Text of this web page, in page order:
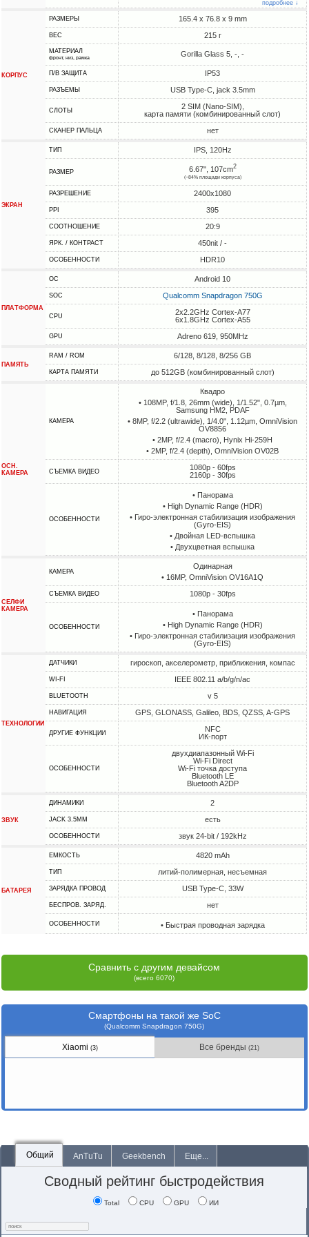
подробнее ↓
КОРПУС
РАЗМЕРЫ 165.4 x 76.8 x 9 mm
ВЕС 215 г
МАТЕРИАЛ
фронт, низ, рамка Gorilla Glass 5, -, -
П/В ЗАЩИТА IP53
РАЗЪЕМЫ USB Type-C, jack 3.5mm
СЛОТЫ
2 SIM (Nano-SIM),
карта памяти (комбинированный слот)
СКАНЕР ПАЛЬЦА нет
ЭКРАН
ТИП IPS, 120Hz
РАЗМЕР 6.67", 107cm2
(~84% площади корпуса)
РАЗРЕШЕНИЕ 2400x1080
PPI 395
СООТНОШЕНИЕ 20:9
ЯРК. / КОНТРАСТ 450nit / -
ОСОБЕННОСТИ HDR10
ПЛАТФОРМА
ОС Android 10
SOC Qualcomm Snapdragon 750G
CPU
2x2.2GHz Cortex-A77
6x1.8GHz Cortex-A55
GPU Adreno 619, 950MHz
ПАМЯТЬ
RAM / ROM 6/128, 8/128, 8/256 GB
КАРТА ПАМЯТИ до 512GB (комбинированный слот)
ОСН.
КАМЕРА
КАМЕРА
Квадро
• 108MP, f/1.8, 26mm (wide), 1/1.52", 0.7µm,
Samsung HM2, PDAF
• 8MP, f/2.2 (ultrawide), 1/4.0", 1.12µm, OmniVision
OV8856
• 2MP, f/2.4 (macro), Hynix Hi-259H
• 2MP, f/2.4 (depth), OmniVision OV02B
СЪЕМКА ВИДЕО
1080p - 60fps
2160p - 30fps
ОСОБЕННОСТИ
• Панорама
• High Dynamic Range (HDR)
• Гиро-электронная стабилизация изображения
(Gyro-EIS)
• Двойная LED-вспышка
• Двухцветная вспышка
СЕЛФИ
КАМЕРА
КАМЕРА
Одинарная
• 16MP, OmniVision OV16A1Q
СЪЕМКА ВИДЕО 1080p - 30fps
ОСОБЕННОСТИ
• Панорама
• High Dynamic Range (HDR)
• Гиро-электронная стабилизация изображения
(Gyro-EIS)
ТЕХНОЛОГИИ
ДАТЧИКИ гироскоп, акселерометр, приближения, компас
WI-FI IEEE 802.11 a/b/g/n/ac
BLUETOOTH v 5
НАВИГАЦИЯ GPS, GLONASS, Galileo, BDS, QZSS, A-GPS
ДРУГИЕ ФУНКЦИИ
NFC
ИК-порт
ОСОБЕННОСТИ
двухдиапазонный Wi-Fi
Wi-Fi Direct
Wi-Fi точка доступа
Bluetooth LE
Bluetooth A2DP
ЗВУК
ДИНАМИКИ 2
JACK 3.5MM есть
ОСОБЕННОСТИ звук 24-bit / 192kHz
БАТАРЕЯ
ЕМКОСТЬ 4820 mAh
ТИП литий-полимерная, несъемная
ЗАРЯДКА ПРОВОД USB Type-C, 33W
БЕСПРОВ. ЗАРЯД. нет
ОСОБЕННОСТИ • Быстрая проводная зарядка
Сравнить с другим девайсом
(всего 6070)
Смартфоны на такой же SoC
(Qualcomm Snapdragon 750G)
Xiaomi (3) Все бренды(21)
Общий AnTuTu Geekbench Еще...
Сводный рейтинг быстродействия
Total CPU GPU ИИ